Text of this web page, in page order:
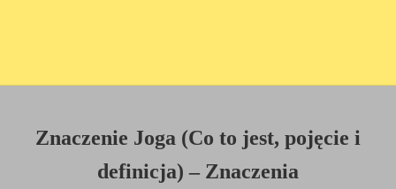
Znaczenie Joga (Co to jest, pojęcie i
definicja) – Znaczenia